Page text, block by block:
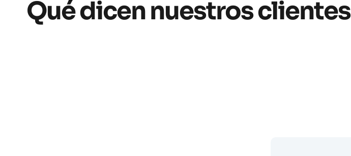
Qué dicen nuestros clientes